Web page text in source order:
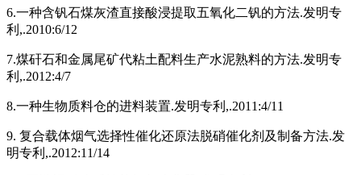
6.一种含钒石煤灰渣直接酸浸提取五氧化二钒的方法.发明专
利,.2010:6/12
7.煤矸石和金属尾矿代粘土配料生产水泥熟料的方法.发明专
利,.2012:4/7
8.一种生物质料仓的进料装置.发明专利,.2011:4/11
9. 复合载体烟气选择性催化还原法脱硝催化剂及制备方法.发
明专利,.2012:11/14